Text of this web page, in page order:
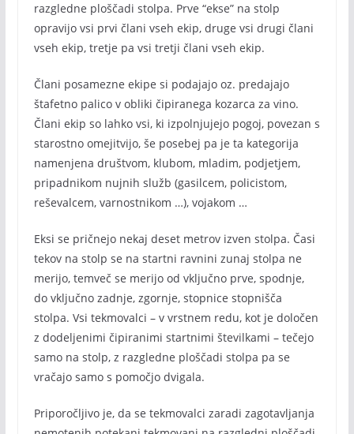
razgledne ploščadi stolpa. Prve “ekse” na stolp
opravijo vsi prvi člani vseh ekip, druge vsi drugi člani
vseh ekip, tretje pa vsi tretji člani vseh ekip.
Člani posamezne ekipe si podajajo oz. predajajo
štafetno palico v obliki čipiranega kozarca za vino.
Člani ekip so lahko vsi, ki izpolnjujejo pogoj, povezan s
starostno omejitvijo, še posebej pa je ta kategorija
namenjena društvom, klubom, mladim, podjetjem,
pripadnikom nujnih služb (gasilcem, policistom,
reševalcem, varnostnikom …), vojakom …
Eksi se pričnejo nekaj deset metrov izven stolpa. Časi
tekov na stolp se na startni ravnini zunaj stolpa ne
merijo, temveč se merijo od vključno prve, spodnje,
do vključno zadnje, zgornje, stopnice stopnišča
stolpa. Vsi tekmovalci – v vrstnem redu, kot je določen
z dodeljenimi čipiranimi startnimi številkami – tečejo
samo na stolp, z razgledne ploščadi stolpa pa se
vračajo samo s pomočjo dvigala.
Priporočljivo je, da se tekmovalci zaradi zagotavljanja